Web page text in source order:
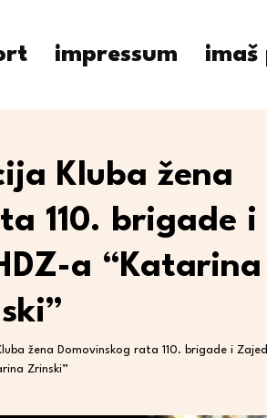
impressum imaš
Kluba žena
110. brigade i
a “Katarina
žena Domovinskog rata 110. brigade i
Zrinski”